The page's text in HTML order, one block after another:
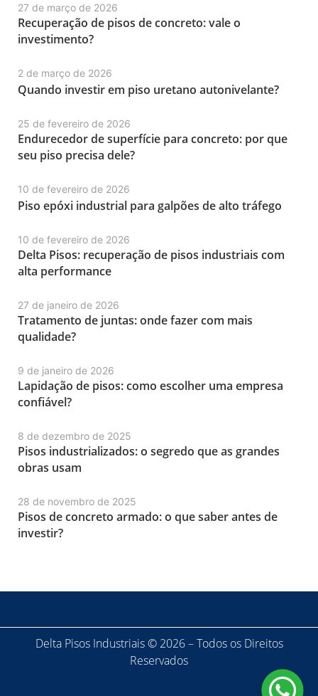
27 de março de 2026
Recuperação de pisos de concreto: vale o
investimento?
2 de março de 2026
Quando investir em piso uretano autonivelante?
25 de fevereiro de 2026
Endurecedor de superfície para concreto: por que
seu piso precisa dele?
10 de fevereiro de 2026
Piso epóxi industrial para galpões de alto tráfego
10 de fevereiro de 2026
Delta Pisos: recuperação de pisos industriais com
alta performance
27 de janeiro de 2026
Tratamento de juntas: onde fazer com mais
qualidade?
9 de janeiro de 2026
Lapidação de pisos: como escolher uma empresa
confiável?
8 de dezembro de 2025
Pisos industrializados: o segredo que as grandes
obras usam
28 de novembro de 2025
Pisos de concreto armado: o que saber antes de
investir?
Delta Pisos Industriais © 2026 – Todos os Direitos
Reservados